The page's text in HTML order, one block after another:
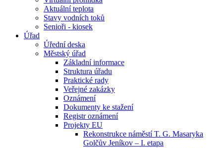
Aktuální teplota
Stavy vodních toků
Senioři - kiosek
Úřad
Úřední deska
Městský úřad
Základní informace
Struktura úřadu
Praktické rady
Veřejné zakázky
Oznámení
Dokumenty ke stažení
Registr oznámení
Projekty EU
Rekonstrukce náměstí T. G. Masaryka
Golčův Jeníkov – I. etapa